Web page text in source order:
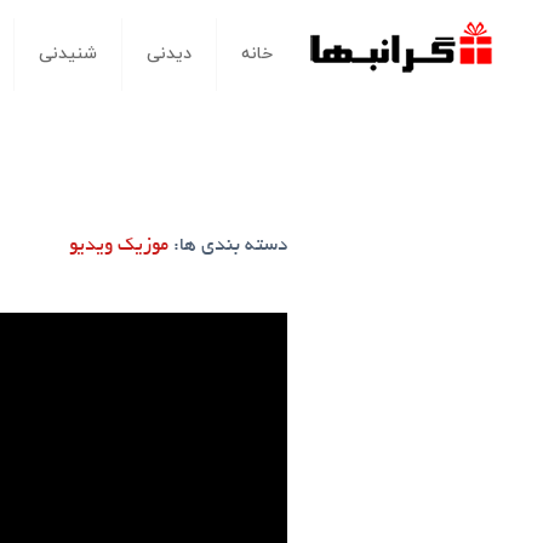
خانه دیدنی شنیدنی
دسته بندی ها: موزیک ویدیو